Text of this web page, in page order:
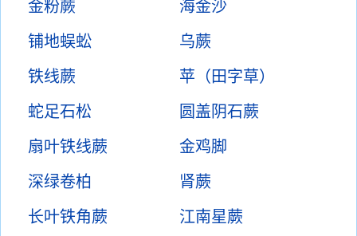
金粉蕨
海金沙
铺地蜈蚣
乌蕨
铁线蕨
苹（田字草）
蛇足石松
圆盖阴石蕨
扇叶铁线蕨
金鸡脚
深绿卷柏
肾蕨
长叶铁角蕨
江南星蕨